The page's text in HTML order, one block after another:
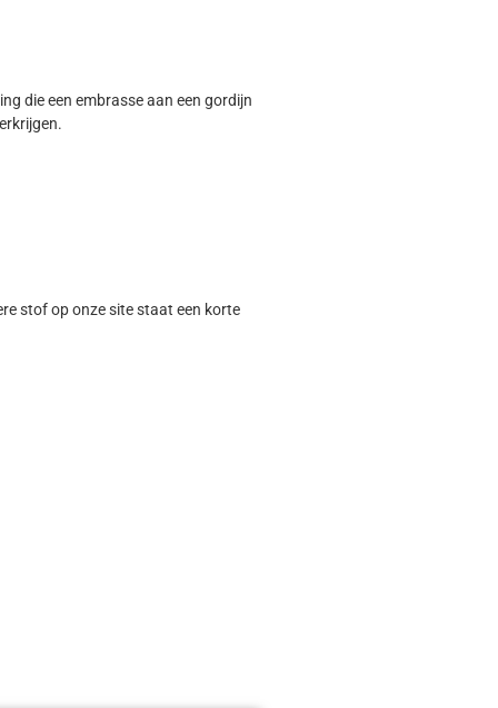
die een embrasse aan een gordijn
stof op onze site staat een korte